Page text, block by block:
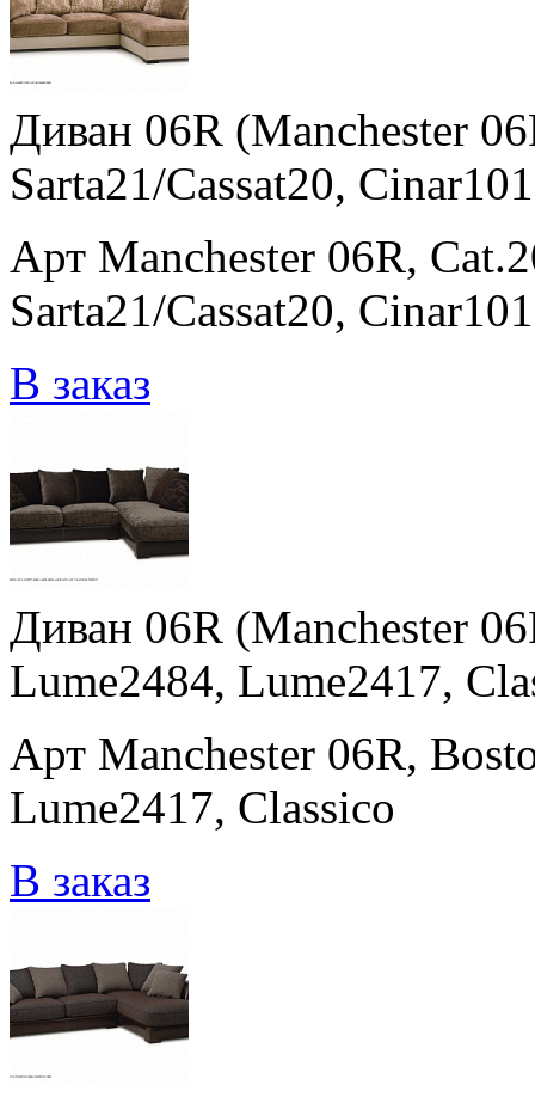
Диван 06R (Manchester
Sarta21/Cassat20,
Арт Manchester 06R,
Sarta21/Cassat20,
В заказ
Диван 06R (Manchester
Lume2484, Lume2417,
Арт Manchester 06R,
Lume2417, Classico
В заказ